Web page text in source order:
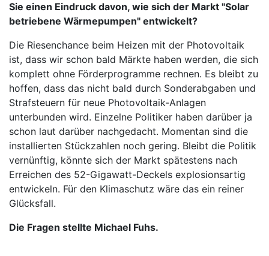
Sie einen Eindruck davon, wie sich der Markt "Solar
betriebene Wärmepumpen" entwickelt?
Die Riesenchance beim Heizen mit der Photovoltaik
ist, dass wir schon bald Märkte haben werden, die sich
komplett ohne Förderprogramme rechnen. Es bleibt zu
hoffen, dass das nicht bald durch Sonderabgaben und
Strafsteuern für neue Photovoltaik-Anlagen
unterbunden wird. Einzelne Politiker haben darüber ja
schon laut darüber nachgedacht. Momentan sind die
installierten Stückzahlen noch gering. Bleibt die Politik
vernünftig, könnte sich der Markt spätestens nach
Erreichen des 52-Gigawatt-Deckels explosionsartig
entwickeln. Für den Klimaschutz wäre das ein reiner
Glücksfall.
Die Fragen stellte Michael Fuhs.